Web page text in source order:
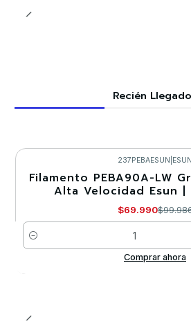
Recién
-30%
237PEBAESUN ESUN
Filamento PEBA90A-LW
Alta Velocidad Esun |
$69.990
Cantidad
Comprar ahora